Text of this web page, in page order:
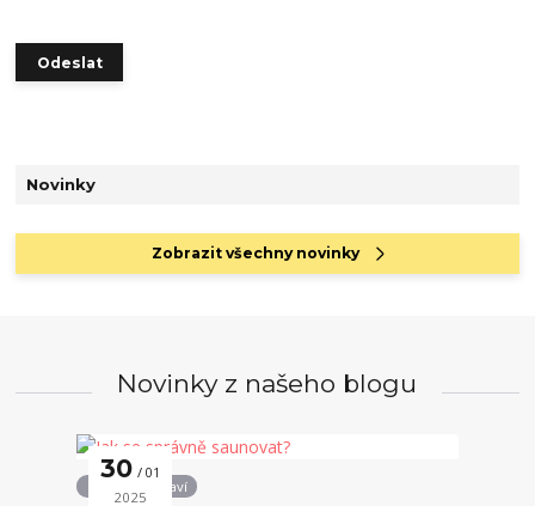
Novinky
Zobrazit všechny novinky
Novinky z našeho blogu
30 01
2025
Podpora zdraví